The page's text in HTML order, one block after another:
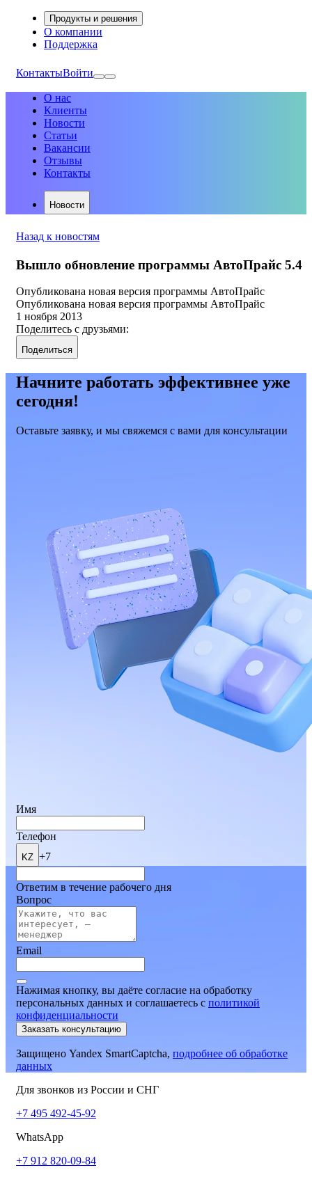
Продукты и решения
О компании
Поддержка
КонтактыВойти
О нас
Клиенты
Новости
Статьи
Вакансии
Отзывы
Контакты
Новости
Назад к новостям
Вышло обновление программы АвтоПрайс 5.4
Опубликована новая версия программы АвтоПрайс
Опубликована новая версия программы АвтоПрайс
1 ноября 2013
Поделитесь с друзьями:
Поделиться
Начните работать эффективнее уже
сегодня!
Оставьте заявку, и мы свяжемся с вами для консультации
Имя
Телефон
KZ +7
Ответим в течение рабочего дня
Вопрос
Email
Нажимая кнопку, вы даёте согласие на обработку
персональных данных и соглашаетесь c политикой
конфиденциальности
Заказать консультацию
Защищено Yandex SmartCaptcha, подробнее об обработке
данных
Для звонков из России и СНГ
+7 495 492-45-92
WhatsApp
+7 912 820-09-84